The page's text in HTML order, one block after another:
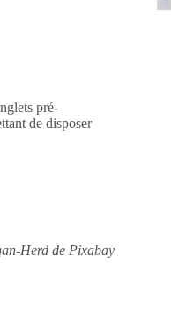
pré-
de disposer
Herd de Pixabay